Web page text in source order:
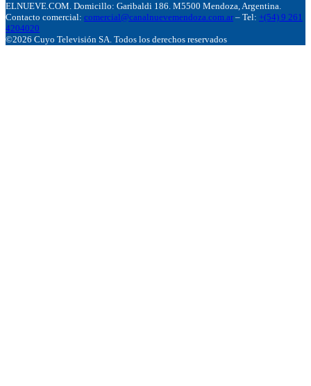
ELNUEVE.COM. Domicillo: Garibaldi 186. M5500 Mendoza, Argentina.
Contacto comercial: comercial@canalnuevemendoza.com.ar – Tel: +(54) 9 261
4204020
©2026 Cuyo Televisión SA. Todos los derechos reservados